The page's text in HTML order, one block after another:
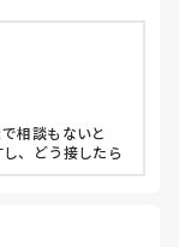
え感じないの
相談もないと
、どう接したら
いるケースがと